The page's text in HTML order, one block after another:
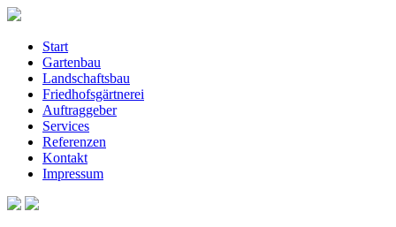
Start
Gartenbau
Landschaftsbau
Friedhofsgärtnerei
Auftraggeber
Services
Referenzen
Kontakt
Impressum